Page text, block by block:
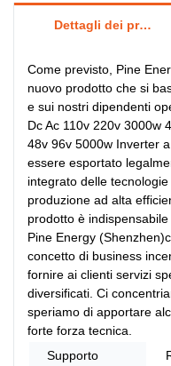
Dettagli dei prodotti
Come previsto, Pine
nuovo prodotto che si
e sui nostri dipendenti
Dc Ac 110v 220v 3000w
48v 96v 5000w Inverter
essere esportato
integrato delle
produzione ad alta
prodotto è
Pine Energy
concetto di business
fornire ai clienti servizi
diversificati. Ci
speriamo di apportare
forte forza tecnica.
Supporto